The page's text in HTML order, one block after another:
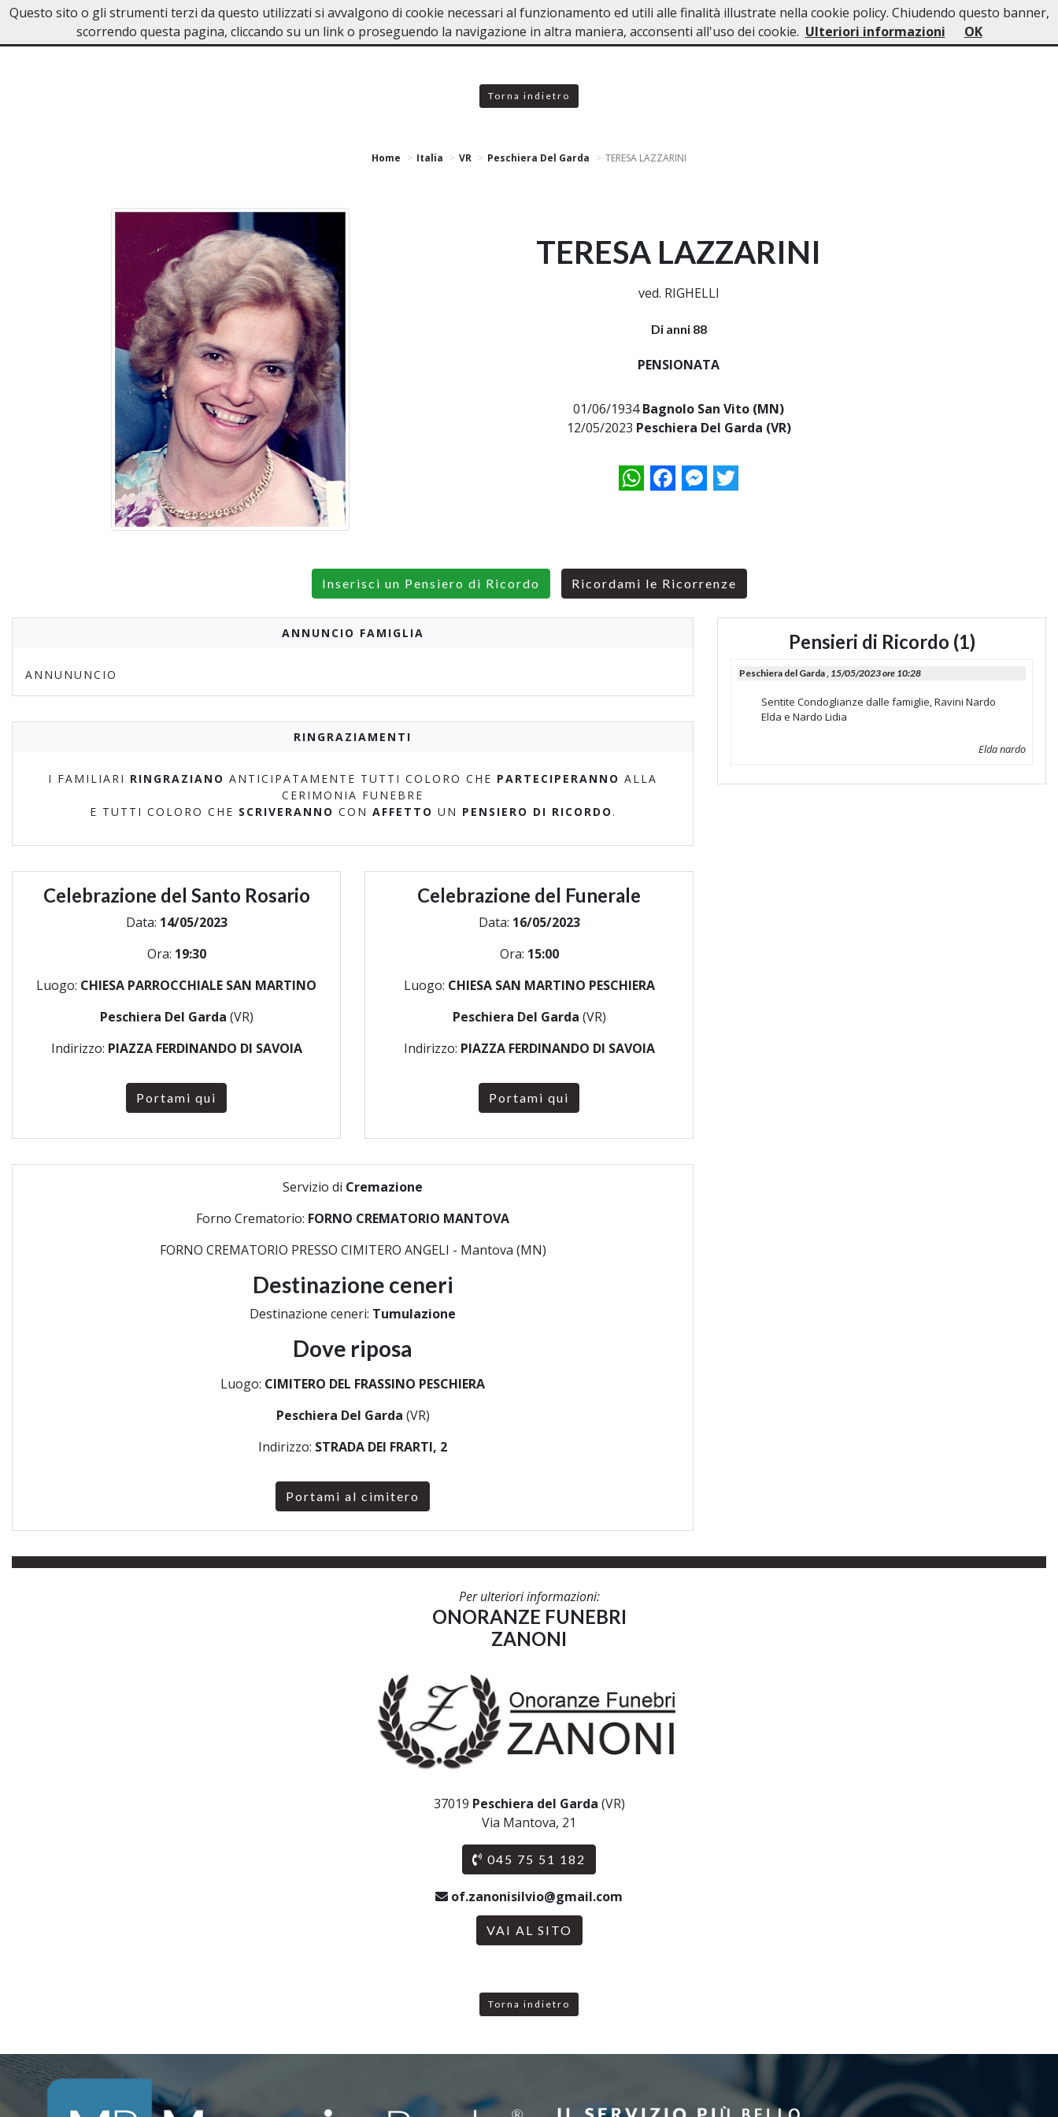
NECROLOGI PESCHIERA DEL GARDA Home In Caso di Decesso Lutti Personaggi Pubblici Contatti
Torna indietro
Home Italia VR Peschiera Del Garda TERESA LAZZARINI
TERESA LAZZARINI
ved. RIGHELLI
Di anni 88
PENSIONATA
01/06/1934Bagnolo San Vito (MN)
12/05/2023 Peschiera Del Garda (VR)
WhatsAppFacebookMessenger
Twitter
Inserisci un Pensiero di Ricordo Ricordami le Ricorrenze
ANNUNCIO FAMIGLIA
ANNUNUNCIO
RINGRAZIAMENTI
I FAMILIARI RINGRAZIANO ANTICIPATAMENTE TUTTI COLORO CHE PARTECIPERANNO ALLA
CERIMONIA FUNEBRE
E TUTTI COLORO CHE SCRIVERANNO CON AFFETTO UN PENSIERO DI RICORDO .
Celebrazione del Santo Rosario
Data: 14/05/2023
Ora: 19:30
Luogo: CHIESA PARROCCHIALE SAN MARTINO
Peschiera Del Garda (VR)
Indirizzo: PIAZZA FERDINANDO DI SAVOIA
Portami qui
Celebrazione del Funerale
Data: 16/05/2023
Ora: 15:00
Luogo: CHIESA SAN MARTINO PESCHIERA
Peschiera Del Garda (VR)
Indirizzo: PIAZZA FERDINANDO DI SAVOIA
Portami qui
Servizio di Cremazione
Forno Crematorio: FORNO CREMATORIO MANTOVA
FORNO CREMATORIO PRESSO CIMITERO ANGELI - Mantova (MN)
Destinazione ceneri
Destinazione ceneri: Tumulazione
Dove riposa
Luogo: CIMITERO DEL FRASSINO PESCHIERA
Peschiera Del Garda (VR)
Indirizzo: STRADA DEI FRARTI, 2
Portami al cimitero
Pensieri di Ricordo (1)
Peschiera del Garda , 15/05/2023 ore 10:28
Sentite Condoglianze dalle famiglie, Ravini Nardo
Elda e Nardo Lidia
Elda nardo
Per ulteriori informazioni:
ONORANZE FUNEBRI
ZANONI
37019 Peschiera del Garda (VR)
Via Mantova, 21
045 75 51 182
of.zanonisilvio@gmail.com
VAI AL SITO
Torna indietro
Questo sito o gli strumenti terzi da questo utilizzati si avvalgono di cookie necessari al funzionamento ed utili alle finalità illustrate nella cookie policy. Chiudendo questo banner,
scorrendo questa pagina, cliccando su un link o proseguendo la navigazione in altra maniera, acconsenti all'uso dei cookie. Ulteriori informazioni OK